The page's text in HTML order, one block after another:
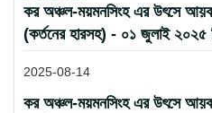
কর অঞ্চল-ময়মনসিংহ এর উৎসে
(কর্তনের হারসহ) - ০১ জুলাই ২০২৫
2025-08-14
কর অঞ্চল-ময়মনসিংহ এর উৎসে